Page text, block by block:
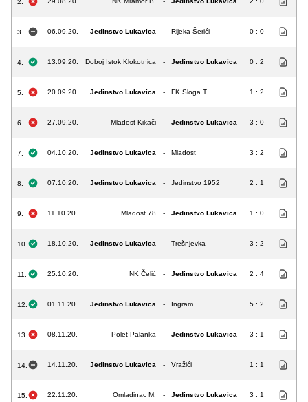
3. 06.09.20. Jedinstvo Lukavica - Rijeka Šerići 0 : 0
4. 13.09.20. Doboj Istok Klokotnica - Jedinstvo Lukavica 0 : 2
5. 20.09.20. Jedinstvo Lukavica - FK Sloga T. 1 : 2
6. 27.09.20. Mladost Kikači - Jedinstvo Lukavica 3 : 0
7. 04.10.20. Jedinstvo Lukavica - Mladost 3 : 2
8. 07.10.20. Jedinstvo Lukavica - Jedinstvo 1952 2 : 1
9. 11.10.20. Mladost 78 - Jedinstvo Lukavica 1 : 0
10. 18.10.20. Jedinstvo Lukavica - Trešnjevka 3 : 2
11. 25.10.20. NK Čelić - Jedinstvo Lukavica 2 : 4
12. 01.11.20. Jedinstvo Lukavica - Ingram 5 : 2
13. 08.11.20. Polet Palanka - Jedinstvo Lukavica 3 : 1
14. 14.11.20. Jedinstvo Lukavica - Vražići 1 : 1
15. 22.11.20. Omladinac M. - Jedinstvo Lukavica 3 : 1